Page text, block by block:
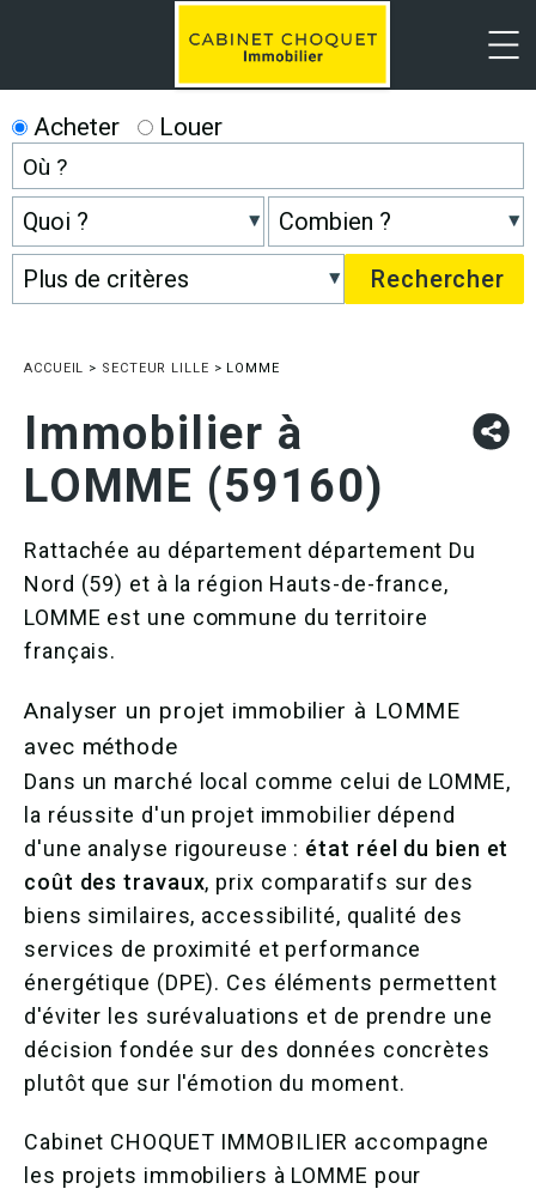
Acheter Louer
ACCUEIL > SECTEUR LILLE > LOMME
Immobilier à
LOMME (59160)
Rattachée au département département Du
Nord (59) et à la région Hauts-de-france,
LOMME est une commune du territoire
français.
Analyser un projet immobilier à LOMME
avec méthode
Dans un marché local comme celui de LOMME,
la réussite d'un projet immobilier dépend
d'une analyse rigoureuse : état réel du bien et
coût des travaux, prix comparatifs sur des
biens similaires, accessibilité, qualité des
services de proximité et performance
énergétique (DPE). Ces éléments permettent
d'éviter les surévaluations et de prendre une
décision fondée sur des données concrètes
plutôt que sur l'émotion du moment.
Cabinet CHOQUET IMMOBILIER accompagne
les projets immobiliers à LOMME pour